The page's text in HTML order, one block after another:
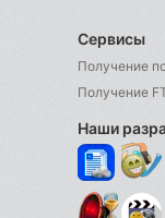
Сервисы
Получение
Получение
Наши